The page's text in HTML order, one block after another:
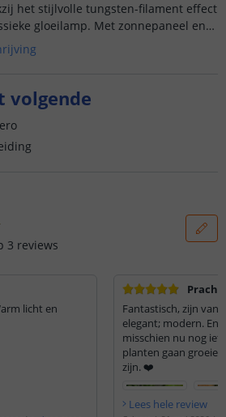
het stijlvolle tungsten-filament effect
gloeilamp. Met zonnepaneel en
volgende
3 reviews
licht en
Fantastisch, zijn van
elegant; modern. En
misschien nu nog
planten gaan
zijn. ❤️
Lees hele review